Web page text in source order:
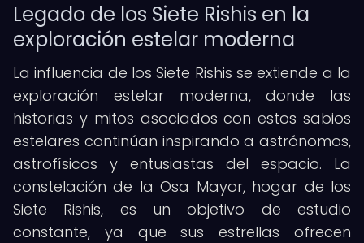
Legado de los Siete Rishis en la
exploración estelar moderna
La influencia de los Siete Rishis se extiende a la
exploración estelar moderna, donde las
historias y mitos asociados con estos sabios
estelares continúan inspirando a astrónomos,
astrofísicos y entusiastas del espacio. La
constelación de la Osa Mayor, hogar de los
Siete Rishis, es un objetivo de estudio
constante, ya que sus estrellas ofrecen